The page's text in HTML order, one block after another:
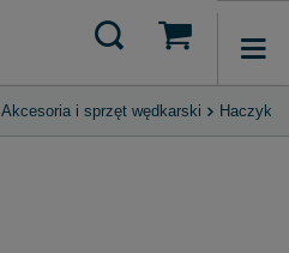
Akcesoria i sprzęt wędkarski Haczyki,